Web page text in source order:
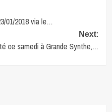
01/2018 via le…
Next:
ce samedi à Grande Synthe,…